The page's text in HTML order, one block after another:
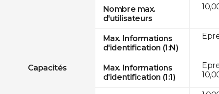
Capacités
Nombre max.
d'utilisateurs
Max. Informations
d'identification (1:N)
Max. Informations
d'identification (1:1)